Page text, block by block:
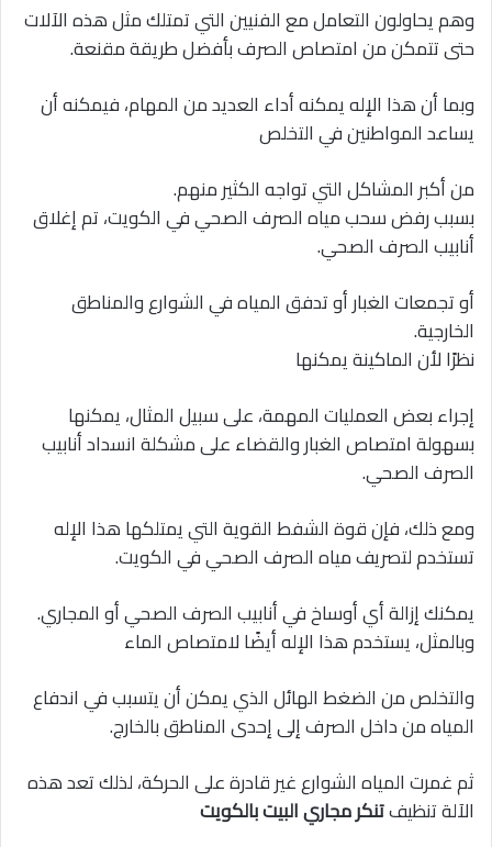
وهم يحاولون التعامل مع الفنيين التي تمتلك مثل هذه الآلات
حتى تتمكن من امتصاص الصرف بأفضل طريقة مقنعة.
وبما أن هذا الإله يمكنه أداء العديد من المهام، فيمكنه أن
يساعد المواطنين في التخلص
من أكبر المشاكل التي تواجه الكثير منهم.
بسبب رفض سحب مياه الصرف الصحي في الكويت، تم إغلاق
أنابيب الصرف الصحي.
أو تجمعات الغبار أو تدفق المياه في الشوارع والمناطق
الخارجية.
نظرًا لأن الماكينة يمكنها
إجراء بعض العمليات المهمة، على سبيل المثال، يمكنها
بسهولة امتصاص الغبار والقضاء على مشكلة انسداد أنابيب
الصرف الصحي.
ومع ذلك، فإن قوة الشفط القوية التي يمتلكها هذا الإله
تستخدم لتصريف مياه الصرف الصحي في الكويت.
يمكنك إزالة أي أوساخ في أنابيب الصرف الصحي أو المجاري.
وبالمثل، يستخدم هذا الإله أيضًا لامتصاص الماء
والتخلص من الضغط الهائل الذي يمكن أن يتسبب في اندفاع
المياه من داخل الصرف إلى إحدى المناطق بالخارج.
ثم غمرت المياه الشوارع غير قادرة على الحركة، لذلك تعد هذه
الآلة تنظيفتنكر مجاري البيت بالكويت